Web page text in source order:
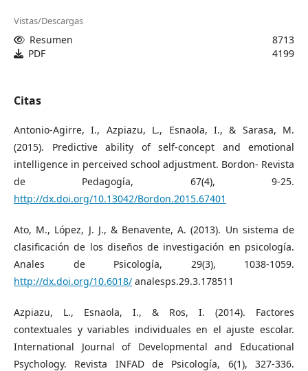
Vistas/Descargas
Resumen
8713
PDF
4199
Citas
Antonio-Agirre, I., Azpiazu, L., Esnaola, I., & Sarasa, M.
(2015). Predictive ability of self-concept and emotional
intelligence in perceived school adjustment. Bordon- Revista
de Pedagogía, 67(4), 9-25.
http://dx.doi.org/10.13042/Bordon.2015.67401
Ato, M., López, J. J., & Benavente, A. (2013). Un sistema de
clasificación de los diseños de investigación en psicología.
Anales de Psicología, 29(3), 1038-1059.
http://dx.doi.org/10.6018/ analesps.29.3.178511
Azpiazu, L., Esnaola, I., & Ros, I. (2014). Factores
contextuales y variables individuales en el ajuste escolar.
International Journal of Developmental and Educational
Psychology. Revista INFAD de Psicología, 6(1), 327-336.